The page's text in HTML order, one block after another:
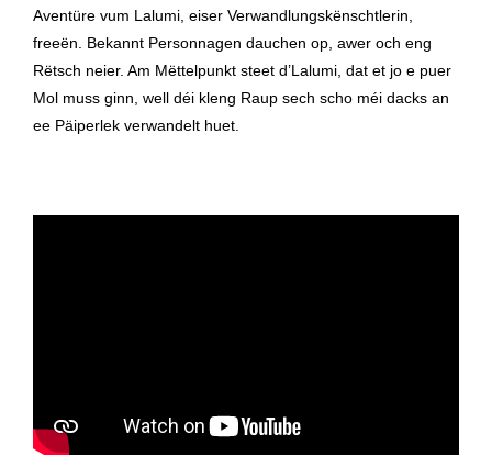
Kauffmann
Luc
Marteling
Aventüre vum Lalumi, eiser Verwandlungskënschtlerin,
freeën. Bekannt Personnagen dauchen op, awer och eng
Rëtsch neier. Am Mëttelpunkt steet d’Lalumi, dat et jo e puer
Mol muss ginn, well déi kleng Raup sech scho méi dacks an
ee Päiperlek verwandelt huet.